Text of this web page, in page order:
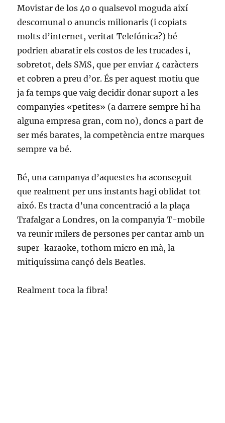
Movistar de los 40 o qualsevol moguda així
descomunal o anuncis milionaris (i copiats
molts d’internet, veritat Telefónica?) bé
podrien abaratir els costos de les trucades i,
sobretot, dels SMS, que per enviar 4 caràcters
et cobren a preu d’or. És per aquest motiu que
ja fa temps que vaig decidir donar suport a les
companyies «petites» (a darrere sempre hi ha
alguna empresa gran, com no), doncs a part de
ser més barates, la competència entre marques
sempre va bé.
Bé, una campanya d’aquestes ha aconseguit
que realment per uns instants hagi oblidat tot
aixó. Es tracta d’una concentració a la plaça
Trafalgar a Londres, on la companyia T-mobile
va reunir milers de persones per cantar amb un
super-karaoke, tothom micro en mà, la
mitiquíssima cançó dels Beatles.
Realment toca la fibra!